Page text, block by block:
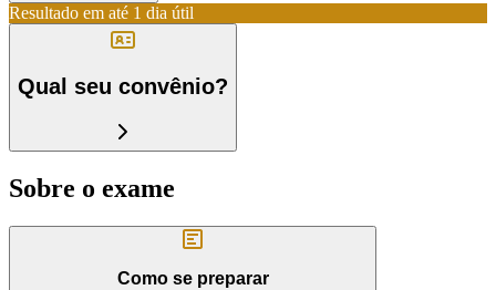
Resultado em até 1 dia útil
Qual seu convênio?
Sobre o exame
Como se preparar